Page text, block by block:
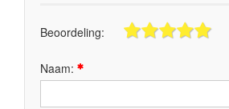
Beoordeling:
Naam: